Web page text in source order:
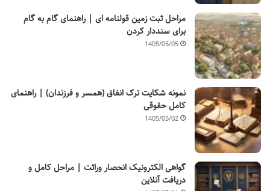
مراحل ثبت زمین قولنامه ای | راهنمای گام به گام
برای سنددار کردن
1405/05/05
نمونه شکایت ترک انفاق (همسر و فرزندان) | راهنمای
کامل حقوقی
1405/05/02
گواهی الکترونیک انحصار وراثت | مراحل کامل و
دریافت آنلاین